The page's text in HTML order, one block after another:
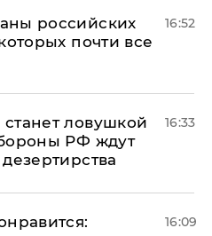
российских
почти все
16:52
ловушкой
РФ ждут
16:33
16:09